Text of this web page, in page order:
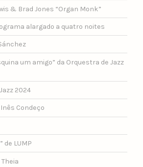
& Brad Jones “Organ Monk”
alargado a quatro noites
um amigo” da Orquestra de Jazz
2024
Condeço
de LUMP